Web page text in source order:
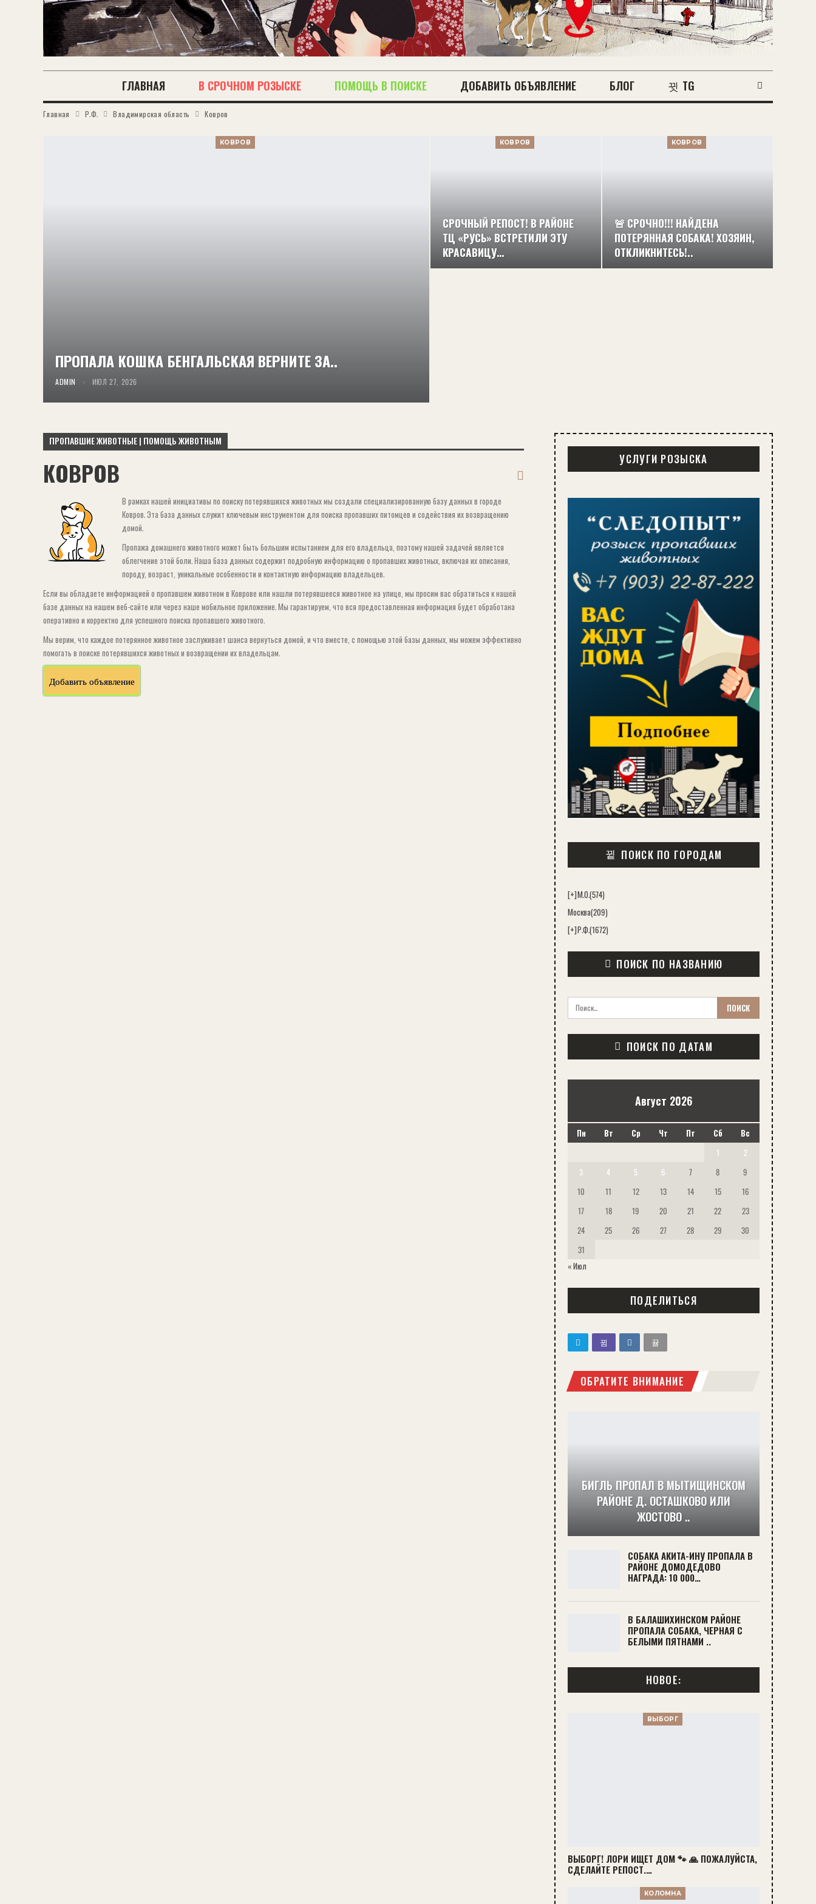
ГЛАВНАЯ В СРОЧНОМ РОЗЫСКЕ ПОМОЩЬ В ПОИСКЕ ДОБАВИТЬ ОБЪЯВЛЕНИЕ БЛОГ TG
Главная Р.Ф. Владимирская область Ковров
КОВРОВ
ПРОПАЛА КОШКА БЕНГАЛЬСКАЯ ВЕРНИТЕ ЗА..
ADMIN ИЮЛ 27, 2026
КОВРОВ
СРОЧНЫЙ РЕПОСТ! В РАЙОНЕ
ТЦ «РУСЬ» ВСТРЕТИЛИ ЭТУ
КРАСАВИЦУ…
КОВРОВ
🚨 СРОЧНО!!! НАЙДЕНА
ПОТЕРЯННАЯ СОБАКА! ХОЗЯИН,
ОТКЛИКНИТЕСЬ!..
ПРОПАВШИЕ ЖИВОТНЫЕ | ПОМОЩЬ ЖИВОТНЫМ
КОВРОВ
В рамках нашей инициативы по поиску потерявшихся животных мы создали специализированную базу данных в городе
Ковров. Эта база данных служит ключевым инструментом для поиска пропавших питомцев и содействия их возвращению
домой.
Пропажа домашнего животного может быть большим испытанием для его владельца, поэтому нашей задачей является
облегчение этой боли. Наша база данных содержит подробную информацию о пропавших животных, включая их описания,
породу, возраст, уникальные особенности и контактную информацию владельцев.
Если вы обладаете информацией о пропавшем животном в Коврове или нашли потерявшееся животное на улице, мы просим вас обратиться к нашей
базе данных на нашем веб-сайте или через наше мобильное приложение. Мы гарантируем, что вся предоставленная информация будет обработана
оперативно и корректно для успешного поиска пропавшего животного.
Мы верим, что каждое потерянное животное заслуживает шанса вернуться домой, и что вместе, с помощью этой базы данных, мы можем эффективно
помогать в поиске потерявшихся животных и возвращении их владельцам.
Добавить объявление
УСЛУГИ РОЗЫСКА
ПОИСК ПО ГОРОДАМ
[+]М.О.(574)
Москва(209)
[+]Р.Ф.(1672)
ПОИСК ПО НАЗВАНИЮ
ПОИСК ПО ДАТАМ
Август 2026
Пн Вт Ср Чт Пт Сб
Вс
1
2
3
4 5 6 7 8
9
10
11 12 13 14 15
16
17
18 19 20 21 22
23
24
25 26 27 28 29
30
31
« Июл
ПОДЕЛИТЬСЯ
ОБРАТИТЕ ВНИМАНИЕ
БИГЛЬ ПРОПАЛ В МЫТИЩИНСКОМ
РАЙОНЕ Д. ОСТАШКОВО ИЛИ
ЖОСТОВО ..
СОБАКА АКИТА-ИНУ ПРОПАЛА В
РАЙОНЕ ДОМОДЕДОВО
НАГРАДА: 10 000…
В БАЛАШИХИНСКОМ РАЙОНЕ
ПРОПАЛА СОБАКА, ЧЕРНАЯ С
БЕЛЫМИ ПЯТНАМИ ..
НОВОЕ:
ВЫБОРГ
ВЫБОРГ! ЛОРИ ИЩЕТ ДОМ 🐾 🙏 ПОЖАЛУЙСТА,
СДЕЛАЙТЕ РЕПОСТ.…
КОЛОМНА